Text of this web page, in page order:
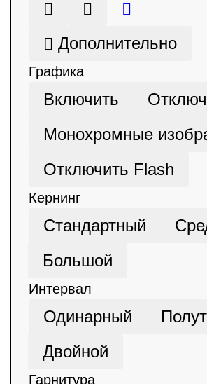
Дополнительно
Графика
Включить
Монохромные
Отключить Flash
Кернинг
Стандартный
Большой
Интервал
Одинарный
Двойной
Гарнитура